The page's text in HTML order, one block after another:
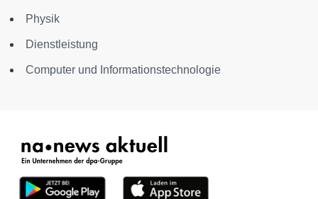
Physik
Dienstleistung
Computer und Informationstechnologie